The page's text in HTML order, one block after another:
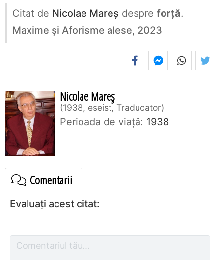
Citat de Nicolae Mareș despre forță.
Maxime și Aforisme alese, 2023
Nicolae Mareș
1938, eseist, Traducator
Perioada de viaţă: 1938
Comentarii
Evaluați acest citat: